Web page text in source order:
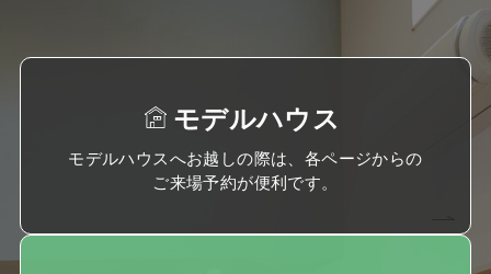
モデルハウス
モデルハウスへお越しの際は、各ページからの
ご来場予約が便利です。